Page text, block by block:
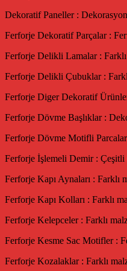
Dekoratif Paneller :
Ferforje Dekoratif Parçalar :
Ferforje Delikli Lamalar : Farklı
Ferforje Delikli Çubuklar :
Ferforje Diger Dekoratif
Ferforje Dövme Başlıklar :
Ferforje Dövme Motifli Parcalar
Ferforje İşlemeli Demir : Çeşitli
Ferforje Kapı Aynaları : Farklı
Ferforje Kapı Kolları : Farklı
Ferforje Kelepceler : Farklı
Ferforje Kesme Sac Motifler :
Ferforje Kozalaklar : Farklı